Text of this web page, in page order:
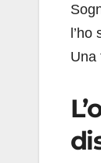
l’ho
Una